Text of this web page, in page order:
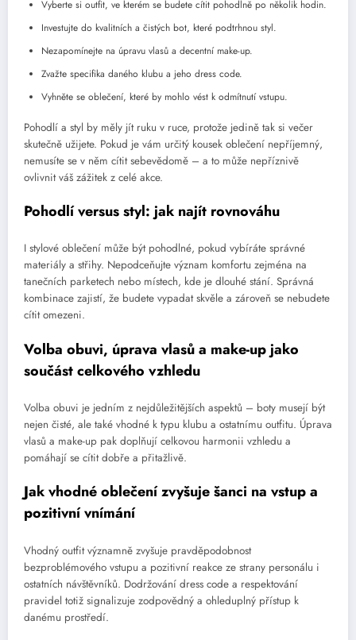
Vyberte si outfit, ve kterém se budete cítit pohodlně po několik hodin.
Investujte do kvalitních a čistých bot, které podtrhnou styl.
Nezapomínejte na úpravu vlasů a decentní make-up.
Zvažte specifika daného klubu a jeho dress code.
Vyhněte se oblečení, které by mohlo vést k odmítnutí vstupu.
Pohodlí a styl by měly jít ruku v ruce, protože jedině tak si večer
skutečně užijete. Pokud je vám určitý kousek oblečení nepříjemný,
nemusíte se v něm cítit sebevědomě – a to může nepříznivě
ovlivnit váš zážitek z celé akce.
Pohodlí versus styl: jak najít rovnováhu
I stylové oblečení může být pohodlné, pokud vybíráte správné
materiály a střihy. Nepodceňujte význam komfortu zejména na
tanečních parketech nebo místech, kde je dlouhé stání. Správná
kombinace zajistí, že budete vypadat skvěle a zároveň se nebudete
cítit omezeni.
Volba obuvi, úprava vlasů a make-up jako
součást celkového vzhledu
Volba obuvi je jedním z nejdůležitějších aspektů – boty musejí být
nejen čisté, ale také vhodné k typu klubu a ostatnímu outfitu. Úprava
vlasů a make-up pak doplňují celkovou harmonii vzhledu a
pomáhají se cítit dobře a přitažlivě.
Jak vhodné oblečení zvyšuje šanci na vstup a
pozitivní vnímání
Vhodný outfit významně zvyšuje pravděpodobnost
bezproblémového vstupu a pozitivní reakce ze strany personálu i
ostatních návštěvníků. Dodržování dress code a respektování
pravidel totiž signalizuje zodpovědný a ohleduplný přístup k
danému prostředí.